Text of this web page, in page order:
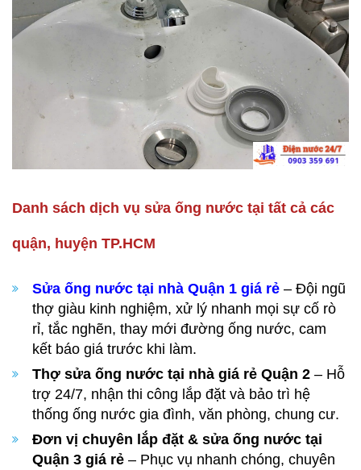
Danh sách dịch vụ sửa ống nước tại tất cả các
quận, huyện TP.HCM
Sửa ống nước tại nhà Quận 1 giá rẻ – Đội ngũ
thợ giàu kinh nghiệm, xử lý nhanh mọi sự cố rò
rỉ, tắc nghẽn, thay mới đường ống nước, cam
kết báo giá trước khi làm.
Thợ sửa ống nước tại nhà giá rẻ Quận 2 – Hỗ
trợ 24/7, nhận thi công lắp đặt và bảo trì hệ
thống ống nước gia đình, văn phòng, chung cư.
Đơn vị chuyên lắp đặt & sửa ống nước tại
Quận 3 giá rẻ – Phục vụ nhanh chóng, chuyên